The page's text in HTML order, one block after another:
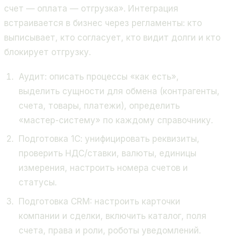
счет — оплата — отгрузка». Интеграция
встраивается в бизнес через регламенты: кто
выписывает, кто согласует, кто видит долги и кто
блокирует отгрузку.
Аудит: описать процессы «как есть»,
выделить сущности для обмена (контрагенты,
счета, товары, платежи), определить
«мастер-систему» по каждому справочнику.
Подготовка 1С: унифицировать реквизиты,
проверить НДС/ставки, валюты, единицы
измерения, настроить номера счетов и
статусы.
Подготовка CRM: настроить карточки
компании и сделки, включить каталог, поля
счета, права и роли, роботы уведомлений.